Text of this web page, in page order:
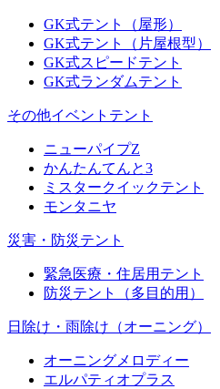
GK式テント（屋形）
GK式テント（片屋根型）
GK式スピードテント
GK式ランダムテント
その他イベントテント
ニューパイプZ
かんたんてんと3
ミスタークイックテント
モンタニヤ
災害・防災テント
緊急医療・住居用テント
防災テント（多目的用）
日除け・雨除け（オーニング）
オーニングメロディー
エルパティオプラス